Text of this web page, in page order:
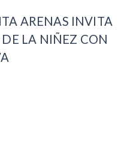
ARENAS INVITA
LA NIÑEZ CON